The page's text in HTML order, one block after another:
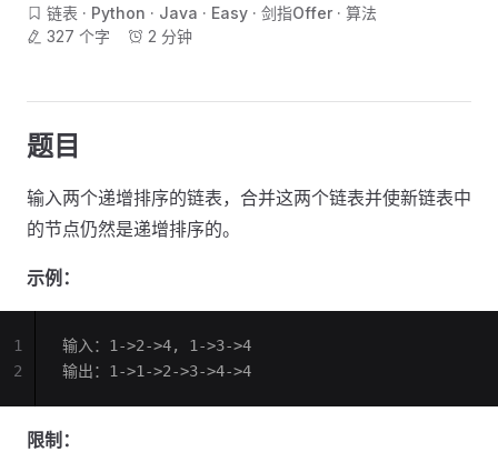
链表
Python Java Easy 剑指Offer
算法
327 个字
2 分钟
题目
输入两个递增排序的链表，合并这两个链表并使新链表中
的节点仍然是递增排序的。
示例：
输入：1->2->4, 1->3->4
输出：1->1->2->3->4->4
1
2
限制：